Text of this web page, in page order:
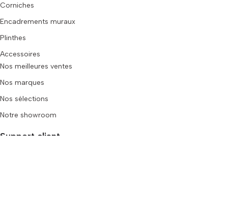
Corniches
Encadrements muraux
Plinthes
Accessoires
Nos meilleures ventes
Nos marques
Nos sélections
Notre showroom
Support client